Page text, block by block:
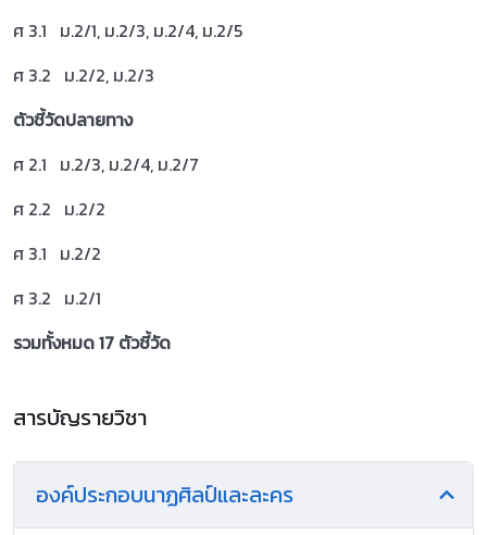
ศ 3.1 ม.2/1, ม.2/3, ม.2/4, ม.2/5
ศ 3.2 ม.2/2, ม.2/3
ตัวชี้วัดปลายทาง
ศ 2.1 ม.2/3, ม.2/4, ม.2/7
ศ 2.2 ม.2/2
ศ 3.1 ม.2/2
ศ 3.2 ม.2/1
รวมทั้งหมด17 ตัวชี้วัด
สารบัญรายวิชา
องค์ประกอบนาฏศิลป์และละคร